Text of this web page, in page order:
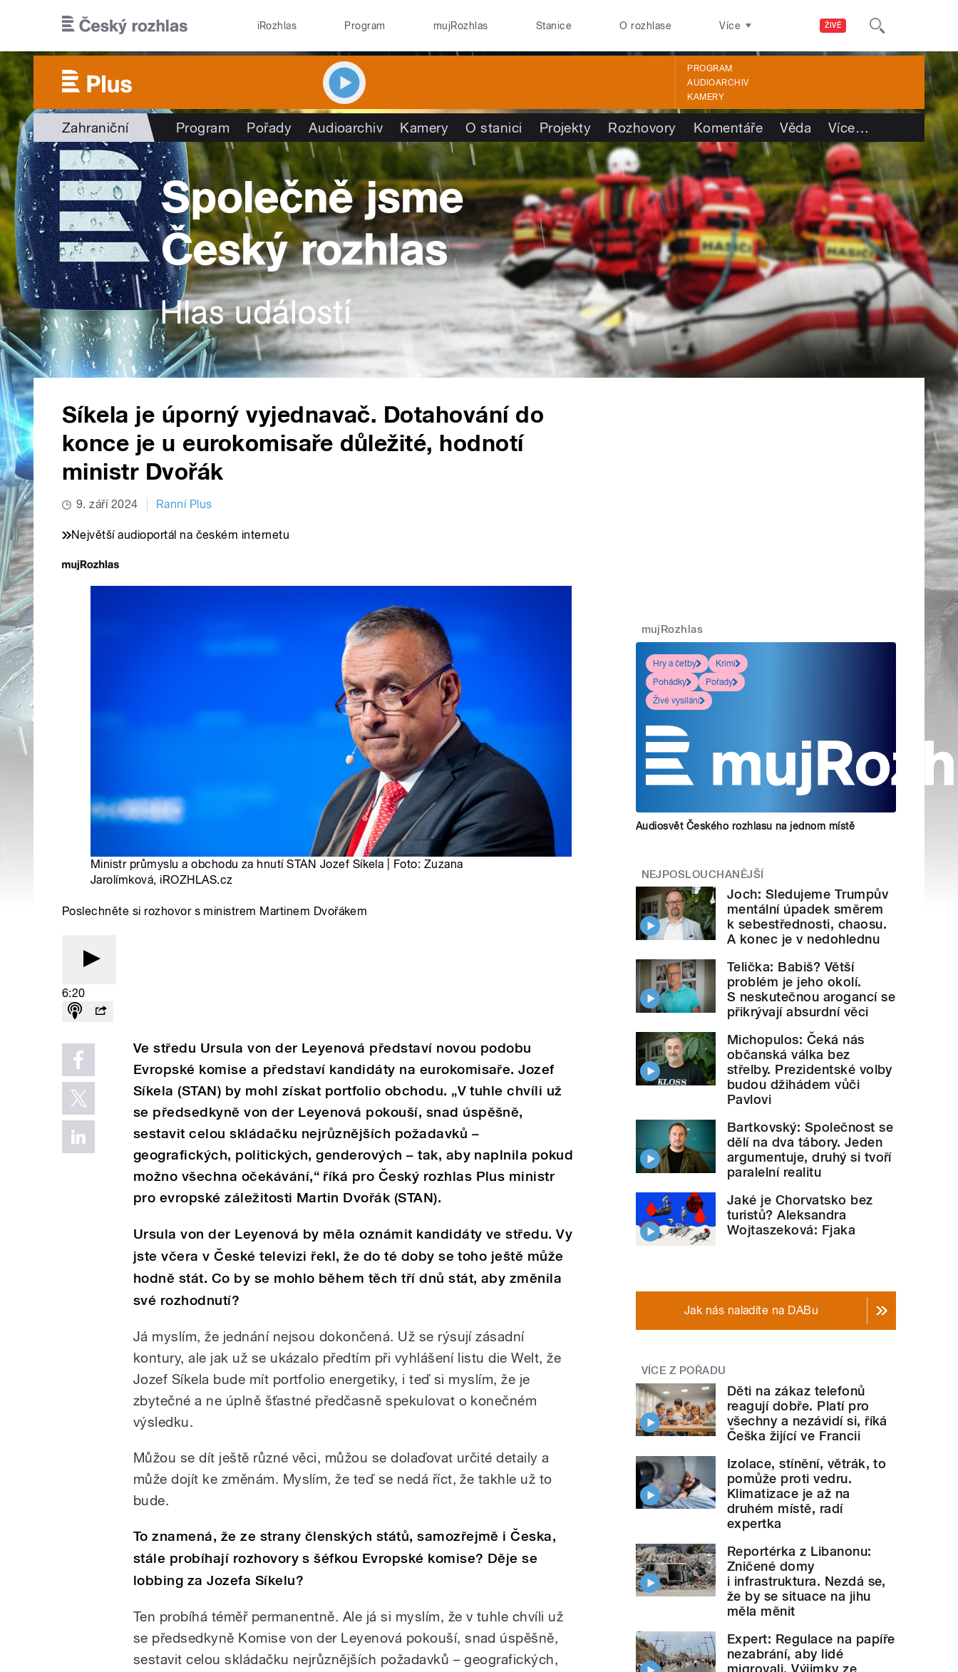
ŽIVĚ
iRozhlas Program mujRozhlas Stanice O rozhlase Více
PROGRAM
AUDIOARCHIV
KAMERY
Zahraniční Program Pořady Audioarchiv Kamery O stanici Projekty Rozhovory Komentáře Věda Více…
Síkela je úporný vyjednavač. Dotahování do
konce je u eurokomisaře důležité, hodnotí
ministr Dvořák
9. září 2024 Ranní Plus
Největší audioportál na českém internetu
Ministr průmyslu a obchodu za hnutí STAN Jozef Síkela | Foto: Zuzana
Jarolímková, iROZHLAS.cz
Poslechněte si rozhovor s ministrem Martinem Dvořákem
6:20
Ve středu Ursula von der Leyenová představí novou podobu
Evropské komise a představí kandidáty na eurokomisaře. Jozef
Síkela (STAN) by mohl získat portfolio obchodu. „V tuhle chvíli už
se předsedkyně von der Leyenová pokouší, snad úspěšně,
sestavit celou skládačku nejrůznějších požadavků –
geografických, politických, genderových – tak, aby naplnila pokud
možno všechna očekávání,“ říká pro Český rozhlas Plus ministr
pro evropské záležitosti Martin Dvořák (STAN).
Ursula von der Leyenová by měla oznámit kandidáty ve středu. Vy
jste včera v České televizi řekl, že do té doby se toho ještě může
hodně stát. Co by se mohlo během těch tří dnů stát, aby změnila
své rozhodnutí?
Já myslím, že jednání nejsou dokončená. Už se rýsují zásadní
kontury, ale jak už se ukázalo předtím při vyhlášení listu die Welt, že
Jozef Síkela bude mít portfolio energetiky, i teď si myslím, že je
zbytečné a ne úplně šťastné předčasně spekulovat o konečném
výsledku.
Můžou se dít ještě různé věci, můžou se dolaďovat určité detaily a
může dojít ke změnám. Myslím, že teď se nedá říct, že takhle už to
bude.
To znamená, že ze strany členských států, samozřejmě i Česka,
stále probíhají rozhovory s šéfkou Evropské komise? Děje se
lobbing za Jozefa Síkelu?
Ten probíhá téměř permanentně. Ale já si myslím, že v tuhle chvíli už
se předsedkyně Komise von der Leyenová pokouší, snad úspěšně,
sestavit celou skládačku nejrůznějších požadavků – geografických,
mujRozhlas
Hry a četby
Krimi
Pohádky
Pořady
Živé vysílání
Audiosvět Českého rozhlasu na jednom místě
NEJPOSLOUCHANĚJŠÍ
Joch: Sledujeme Trumpův
mentální úpadek směrem
k sebestřednosti, chaosu.
A konec je v nedohlednu
Telička: Babiš? Větší
problém je jeho okolí.
S neskutečnou arogancí se
přikrývají absurdní věci
Michopulos: Čeká nás
občanská válka bez
střelby. Prezidentské volby
budou džihádem vůči
Pavlovi
Bartkovský: Společnost se
dělí na dva tábory. Jeden
argumentuje, druhý si tvoří
paralelní realitu
Jaké je Chorvatsko bez
turistů? Aleksandra
Wojtaszeková: Fjaka
Jak nás naladíte na DABu
VÍCE Z POŘADU
Děti na zákaz telefonů
reagují dobře. Platí pro
všechny a nezávidí si, říká
Češka žijící ve Francii
Izolace, stínění, větrák, to
pomůže proti vedru.
Klimatizace je až na
druhém místě, radí
expertka
Reportérka z Libanonu:
Zničené domy
i infrastruktura. Nezdá se,
že by se situace na jihu
měla měnit
Expert: Regulace na papíře
nezabrání, aby lidé
migrovali. Výjimky ze